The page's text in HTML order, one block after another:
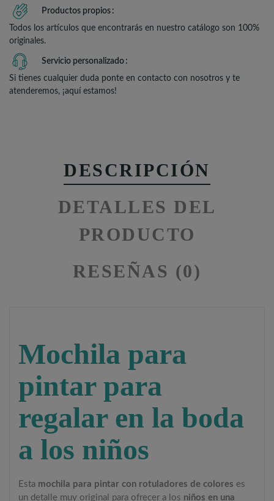
Productos propios
Todos los artículos que encontrarás en nuestro catálogo son 100%
originales.
Servicio personalizado
Si tienes cualquier duda ponte en contacto con nosotros y te
atenderemos, ¡aquí estamos!
DESCRIPCIÓN
DETALLES DEL
PRODUCTO
RESEÑAS (0)
Mochila para
pintar para
regalar en la boda
a los niños
Esta mochila para pintar con rotuladores de colores es
un detalle muy original para ofrecer a los niños en una